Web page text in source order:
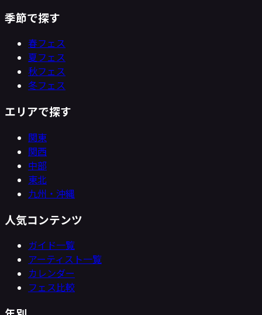
季節で探す
春フェス
夏フェス
秋フェス
冬フェス
エリアで探す
関東
関西
中部
東北
九州・沖縄
人気コンテンツ
ガイド一覧
アーティスト一覧
カレンダー
フェス比較